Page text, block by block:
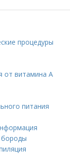
процедуры
от витамина А
питания
бороды